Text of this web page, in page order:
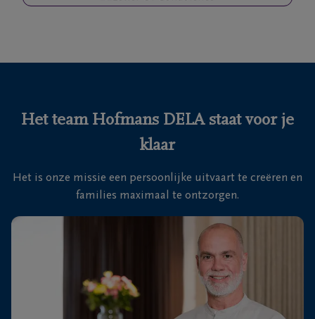
24u/24
Het team Hofmans DELA staat voor je
klaar
Het is onze missie een persoonlijke uitvaart te creëren en
families maximaal te ontzorgen.